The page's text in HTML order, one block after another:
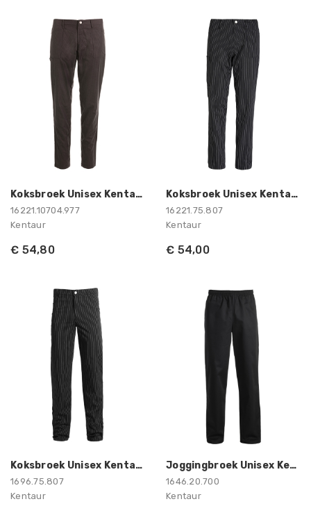
Koksbroek Unisex Kentaur
16221.10704.977
Kentaur
€ 54,80
Koksbroek Unisex Kentaur
16221.75.807
Kentaur
€ 54,00
Koksbroek Unisex Kentaur
1696.75.807
Kentaur
Joggingbroek Unisex Kentaur
1646.20.700
Kentaur